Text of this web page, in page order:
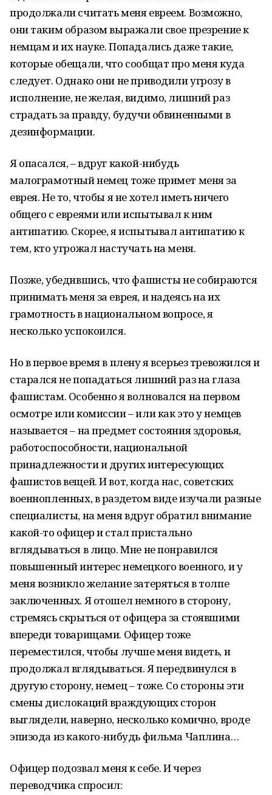
продолжали считать меня евреем. Возможно,
они таким образом выражали свое презрение к
немцам и их науке. Попадались даже такие,
которые обещали, что сообщат про меня куда
следует. Однако они не приводили угрозу в
исполнение, не желая, видимо, лишний раз
страдать за правду, будучи обвиненными в
дезинформации.
Я опасался, – вдруг какой-нибудь
малограмотный немец тоже примет меня за
еврея. Не то, чтобы я не хотел иметь ничего
общего с евреями или испытывал к ним
антипатию. Скорее, я испытывал антипатию к
тем, кто угрожал настучать на меня.
Позже, убедившись, что фашисты не собираются
принимать меня за еврея, и надеясь на их
грамотность в национальном вопросе, я
несколько успокоился.
Но в первое время в плену я всерьез тревожился и
старался не попадаться лишний раз на глаза
фашистам. Особенно я волновался на первом
осмотре или комиссии – или как это у немцев
называется – на предмет состояния здоровья,
работоспособности, национальной
принадлежности и других интересующих
фашистов вещей. И вот, когда нас, советских
военнопленных, в раздетом виде изучали разные
специалисты, на меня вдруг обратил внимание
какой-то офицер и стал пристально
вглядываться в лицо. Мне не понравился
повышенный интерес немецкого военного, и у
меня возникло желание затеряться в толпе
заключенных. Я отошел немного в сторону,
стремясь скрыться от офицера за стоявшими
впереди товарищами. Офицер тоже
переместился, чтобы лучше меня видеть, и
продолжал вглядываться. Я передвинулся в
другую сторону, немец – тоже. Со стороны эти
смены дислокаций враждующих сторон
выглядели, наверно, несколько комично, вроде
эпизода из какого-нибудь фильма Чаплина…
Офицер подозвал меня к себе. И через
переводчика спросил: